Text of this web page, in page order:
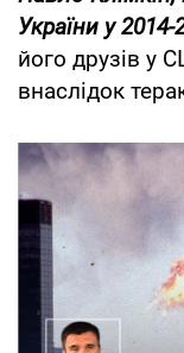
України у 2014-
його друзів у
внаслідок